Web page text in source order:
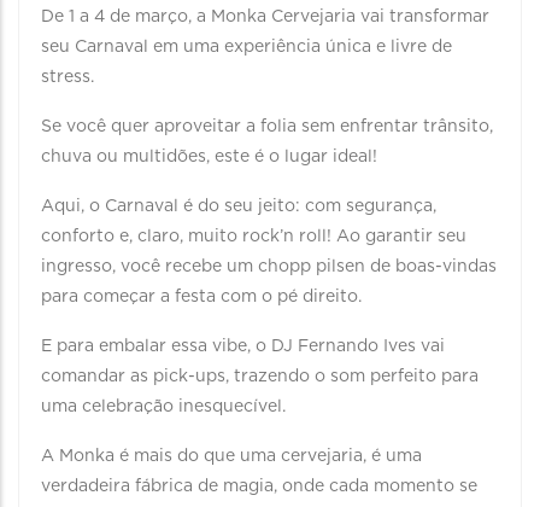
De 1 a 4 de março, a Monka Cervejaria vai transformar
seu Carnaval em uma experiência única e livre de
stress.
Se você quer aproveitar a folia sem enfrentar trânsito,
chuva ou multidões, este é o lugar ideal!
Aqui, o Carnaval é do seu jeito: com segurança,
conforto e, claro, muito rock’n roll! Ao garantir seu
ingresso, você recebe um chopp pilsen de boas-vindas
para começar a festa com o pé direito.
E para embalar essa vibe, o DJ Fernando Ives vai
comandar as pick-ups, trazendo o som perfeito para
uma celebração inesquecível.
A Monka é mais do que uma cervejaria, é uma
verdadeira fábrica de magia, onde cada momento se